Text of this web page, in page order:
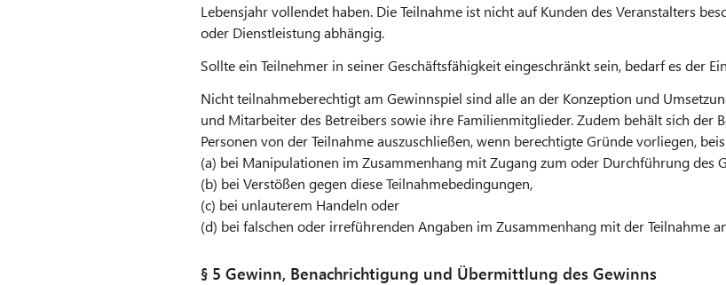
Lebensjahr vollendet haben. Die Teilnahme ist nicht auf Kunden des Veranstalters
oder Dienstleistung abhängig.
Sollte ein Teilnehmer in seiner Geschäftsfähigkeit eingeschränkt sein, bedarf es der
Nicht teilnahmeberechtigt am Gewinnspiel sind alle an der Konzeption und
und Mitarbeiter des Betreibers sowie ihre Familienmitglieder. Zudem behält sich der
Personen von der Teilnahme auszuschließen, wenn berechtigte Gründe vorliegen,
(a) bei Manipulationen im Zusammenhang mit Zugang zum oder Durchführung des
(b) bei Verstößen gegen diese Teilnahmebedingungen,
(c) bei unlauterem Handeln oder
(d) bei falschen oder irreführenden Angaben im Zusammenhang mit der Teilnahme
§ 5 Gewinn, Benachrichtigung und Übermittlung des Gewinns